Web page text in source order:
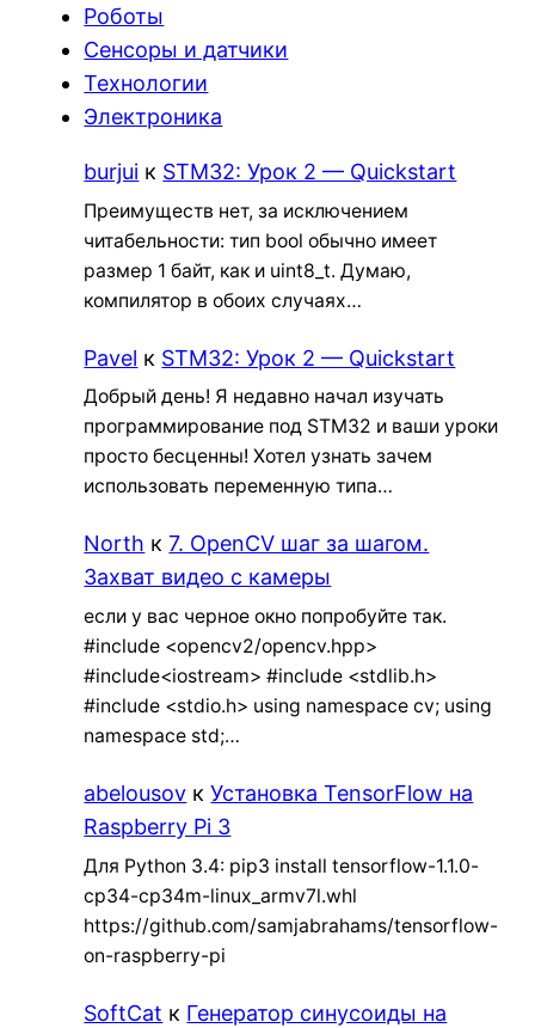
Роботы
Сенсоры и датчики
Технологии
Электроника
burjui к STM32: Урок 2 — Quickstart
Преимуществ нет, за исключением
читабельности: тип bool обычно имеет
размер 1 байт, как и uint8_t. Думаю,
компилятор в обоих случаях…
Pavel к STM32: Урок 2 — Quickstart
Добрый день! Я недавно начал изучать
программирование под STM32 и ваши уроки
просто бесценны! Хотел узнать зачем
использовать переменную типа…
North к7. OpenCV шаг за шагом.
Захват видео с камеры
если у вас черное окно попробуйте так.
#include <opencv2/opencv.hpp>
#include<iostream> #include <stdlib.h>
#include <stdio.h> using namespace cv; using
namespace std;…
abelousov кУстановка TensorFlow на
Raspberry Pi 3
Для Python 3.4: pip3 install tensorflow-1.1.0-
cp34-cp34m-linux_armv7l.whl
https://github.com/samjabrahams/tensorflow-
on-raspberry-pi
SoftCat к Генератор синусоиды на